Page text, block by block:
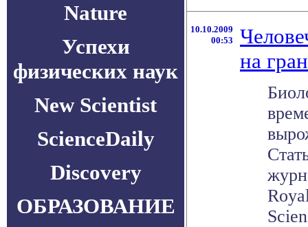
Nature
Успехи
физических наук
New Scientist
ScienceDaily
Discovery
ОБРАЗОВАНИЕ
10.10.2009
00:53
на